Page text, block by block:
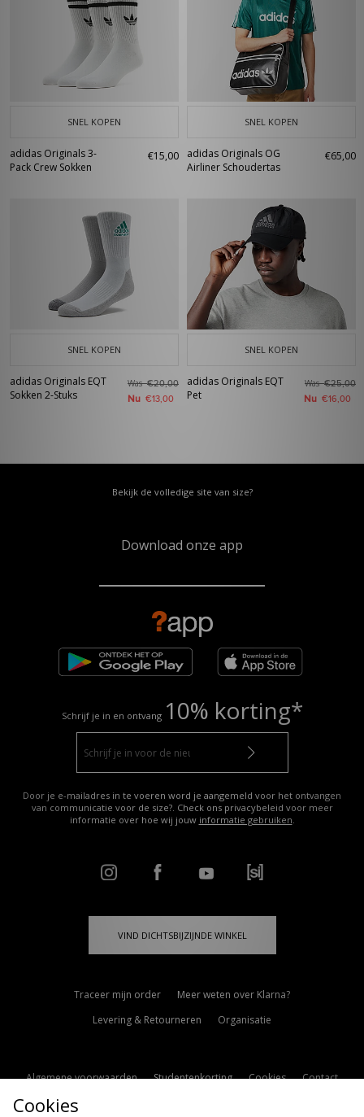
SNEL KOPEN
adidas Originals 3-
Pack Crew Sokken
€15,00
SNEL KOPEN
adidas Originals OG
Airliner Schoudertas
€65,00
SNEL KOPEN
adidas Originals EQT
Sokken 2-Stuks
Was€20,00
Nu €13,00
SNEL KOPEN
adidas Originals EQT
Pet
Was€25,00
Nu €16,00
Bekijk de volledige site van size?
Download onze app
Schrijf je in en ontvang 10% korting*
Door je e-mailadres in te voeren word je aangemeld voor het ontvangen
van communicatie voor de size?. Check ons privacybeleid voor meer
informatie over hoe wij jouw informatie gebruiken.
VIND DICHTSBIJZIJNDE WINKEL
Traceer mijn order
Meer weten over Klarna?
Levering & Retourneren
Organisatie
Algemene voorwaarden Studentenkorting Cookies
Contact
Cookie Instellingen
Cookies